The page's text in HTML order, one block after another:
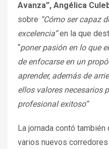
Avanza”, Angélica
sobre “Cómo ser capaz
excelencia”en la que
“poner pasión en lo que
de enfocarse en un
aprender, además de
ellos valores necesarios
profesional exitoso”
La jornada contó
varios nuevos